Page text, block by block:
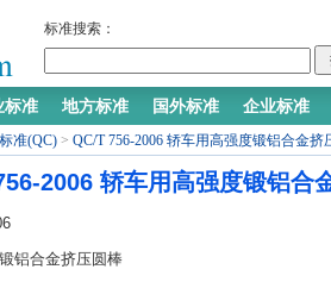
标准搜索：
标准 地方标准 国外标准 企业标准
准(QC) > QC/T 756-2006 轿车用高强度锻铝合金挤
2006 轿车用高强度锻铝合
铝合金挤压圆棒